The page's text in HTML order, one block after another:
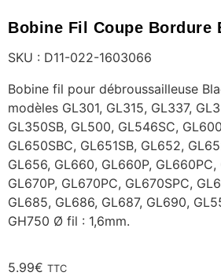
Bobine Fil Coupe Bordure
SKU : D11-022-1603066
Bobine fil pour débroussailleuse
modèles GL301, GL315, GL337,
GL350SB, GL500, GL546SC,
GL650SBC, GL651SB, GL652,
GL656, GL660, GL660P, GL660PC,
GL670P, GL670PC, GL670SPC,
GL685, GL686, GL687, GL690,
GH750 Ø fil : 1,6mm.
5.99€ TTC